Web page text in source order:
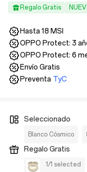
Regalo Gratis
Hasta 18 MSI
OPPO Protect: 3
OPPO Protect: 6
Envío Gratis
Preventa TyC
Seleccionado
Blanco Cósmico
Regalo Gratis
1/1 selected